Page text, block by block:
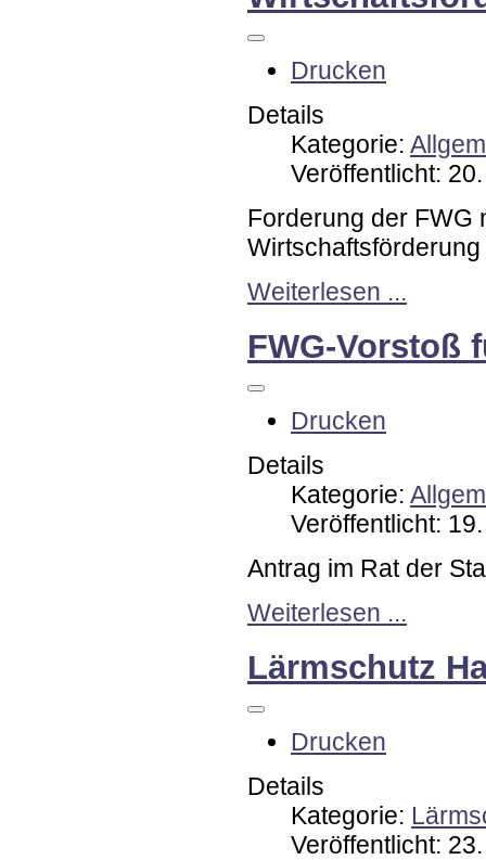
Drucken
Details
Kategorie:
Veröffentlicht:
Forderung der FWG
Weiterlesen ...
FWG-Vorstoß
Drucken
Details
Kategorie:
Veröffentlicht:
Antrag im Rat der
Weiterlesen ...
Lärmschutz
Drucken
Details
Kategorie:
Veröffentlicht: